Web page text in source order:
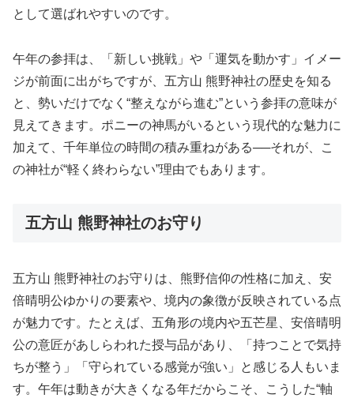
として選ばれやすいのです。
午年の参拝は、「新しい挑戦」や「運気を動かす」イメー
ジが前面に出がちですが、五方山 熊野神社の歴史を知る
と、勢いだけでなく“整えながら進む”という参拝の意味が
見えてきます。ポニーの神馬がいるという現代的な魅力に
加えて、千年単位の時間の積み重ねがある──それが、こ
の神社が“軽く終わらない”理由でもあります。
五方山 熊野神社のお守り
五方山 熊野神社のお守りは、熊野信仰の性格に加え、安
倍晴明公ゆかりの要素や、境内の象徴が反映されている点
が魅力です。たとえば、五角形の境内や五芒星、安倍晴明
公の意匠があしらわれた授与品があり、「持つことで気持
ちが整う」「守られている感覚が強い」と感じる人もいま
す。午年は動きが大きくなる年だからこそ、こうした“軸